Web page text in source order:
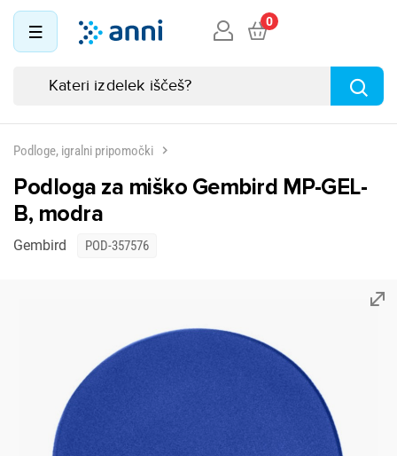
0
Podloge, igralni pripomočki
Podloga za miško Gembird MP-GEL-
B, modra
Gembird POD-357576